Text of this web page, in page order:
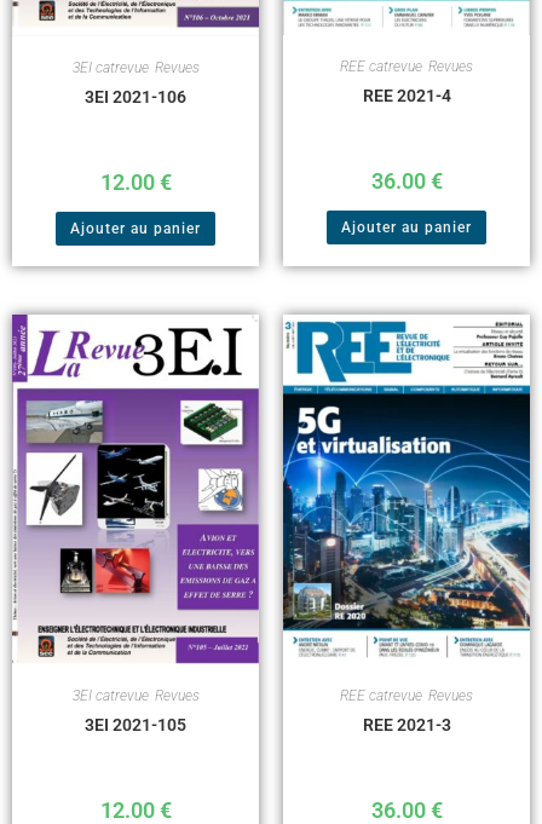
3EI catrevue, Revues
3EI 2021-106
12.00€
Ajouter au panier
REE catrevue Revues
REE 2021-4
36.00€
Ajouter au panier
3EI catrevue, Revues
3EI 2021-105
12.00€
REE catrevue Revues
REE 2021-3
36.00€